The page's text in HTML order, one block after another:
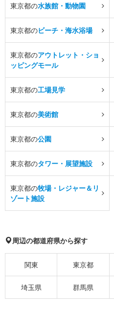
東京都の水族館・動物園
東京都のビーチ・海水浴場
東京都のアウトレット・ショ
ッピングモール
東京都の工場見学
東京都の美術館
東京都の公園
東京都のタワー・展望施設
東京都の牧場・レジャー＆リ
ゾート施設
周辺の都道府県から探す
関東 東京都
埼玉県 群馬県